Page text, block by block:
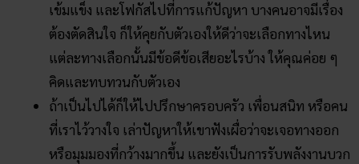
เข้มแข็ง และโฟกัสไปที่การแก้ปัญหา บางคนอาจมีเรื่อง
ต้องตัดสินใจ ก็ให้คุยกับตัวเองให้ดีว่าจะเลือกทางไหน
แต่ละทางเลือกนั้นมีข้อดีข้อเสียอะไรบ้าง ให้คุณค่อย ๆ
คิดและทบทวนกับตัวเอง
ถ้าเป็นไปได้ก็ให้ไปปรึกษาครอบครัว เพื่อนสนิท หรือคน
ที่เราไว้วางใจ เล่าปัญหาให้เขาฟังเผื่อว่าจะเจอทางออก
หรือมุมมองที่กว้างมากขึ้น และยังเป็นการรับพลังงานบวก